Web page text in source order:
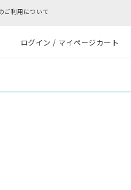
ご利用について
ログイン / マイページカート